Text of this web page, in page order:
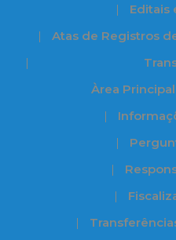
Editais
Atas de Registros
Àrea